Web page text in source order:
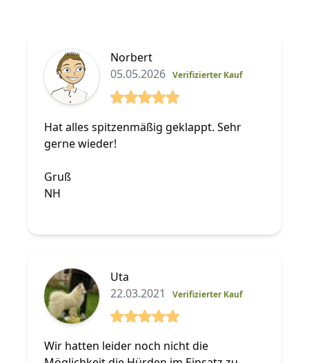
Norbert
05.05.2026 Verifizierter Kauf
Hat alles spitzenmäßig geklappt. Sehr
gerne wieder!
Gruß
NH
Uta
22.03.2021
Verifizierter Kauf
Wir hatten leider noch nicht die